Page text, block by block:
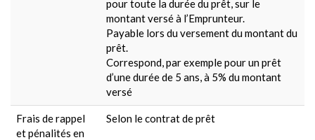
pour toute la durée du prêt, sur le
montant versé à l’Emprunteur.
Payable lors du versement du montant du
prêt.
Correspond, par exemple pour un prêt
d’une durée de 5 ans, à 5% du montant
versé
Frais de rappel
et pénalités en
Selon le contrat de prêt